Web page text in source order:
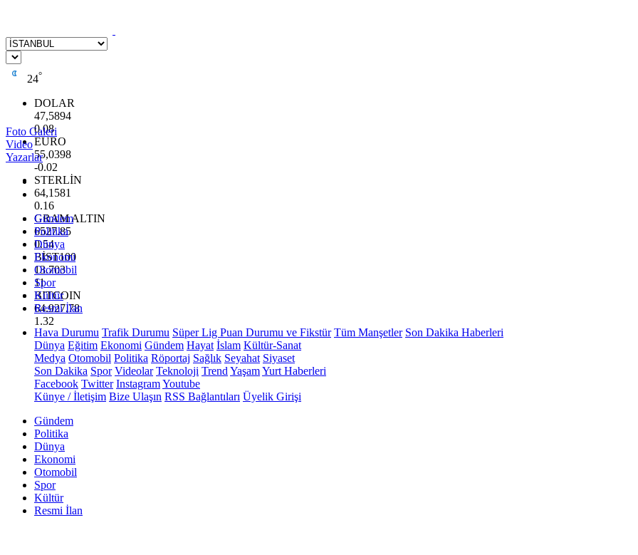
24°
DOLAR
47,5894
0.08
EURO
55,0398
-0.02
STERLİN
64,1581
0.16
GRAM ALTIN
6527.85
0.54
BİST100
13.703
11
BITCOIN
64.927,78
1.32
Foto Galeri
Video
Yazarlar
Gündem
Politika
Dünya
Ekonomi
Otomobil
Spor
Kültür
Resmi İlan
Hava Durumu Trafik Durumu Süper Lig Puan Durumu ve Fikstür Tüm Manşetler Son Dakika Haberleri
Dünya Eğitim Ekonomi Gündem Hayat İslam Kültür-Sanat
Medya Otomobil Politika Röportaj Sağlık Seyahat Siyaset
Son Dakika Spor Videolar Teknoloji Trend YaşamYurt Haberleri
Facebook Twitter InstagramYoutube
Künye / İletişim Bize Ulaşın RSS Bağlantıları Üyelik Girişi
Gündem
Politika
Dünya
Ekonomi
Otomobil
Spor
Kültür
Resmi İlan